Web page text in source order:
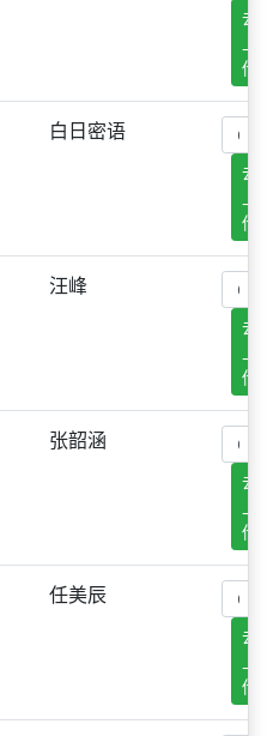
去
传
白日密语
去
传
汪峰
去
传
张韶涵
去
传
任美辰
去
传